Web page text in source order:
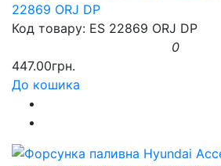
22869 ORJ DP
Код товару: ES 22869 ORJ DP
0
447.00грн.
До кошика